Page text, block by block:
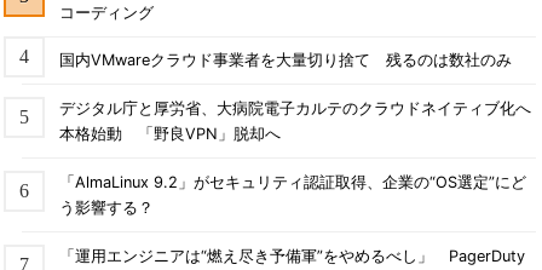
コーディング
国内VMwareクラウド事業者を大量切り捨て 残るのは数社のみ
デジタル庁と厚労省、大病院電子カルテのクラウドネイティブ化へ
本格始動 「野良VPN」脱却へ
「AlmaLinux 9.2」がセキュリティ認証取得、企業の“OS選定”にど
う影響する？
「運用エンジニアは“燃え尽き予備軍”をやめるべし」 PagerDuty